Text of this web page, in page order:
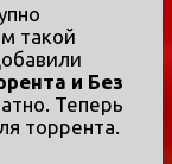
такой
и Без
Теперь
торрента.